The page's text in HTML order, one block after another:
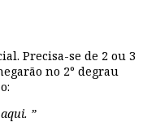
Precisa-se de 2 ou 3
no 2º degrau
”